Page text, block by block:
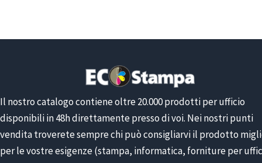
Il nostro catalogo contiene oltre 20.000 prodotti per ufficio
disponibili in 48h direttamente presso di voi. Nei nostri punti
vendita troverete sempre chi può consigliarvi il prodotto
per le vostre esigenze (stampa, informatica, forniture per